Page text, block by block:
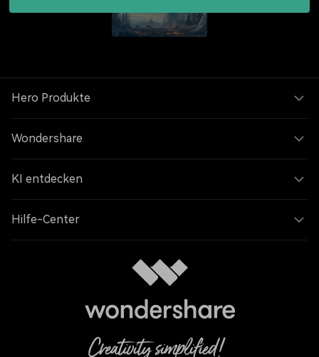
Hero Produkte
Wondershare
KI entdecken
Hilfe-Center